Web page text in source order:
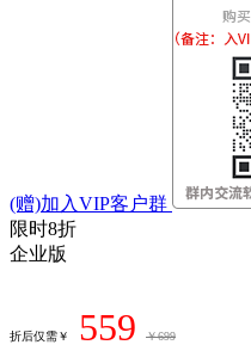
(赠)加入VIP客户群
限时8折
企业版
折后仅需￥ 559 ￥699